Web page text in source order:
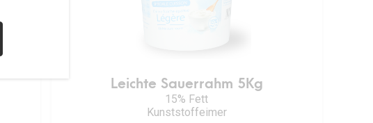
Leichte Sauerrahm 5Kg
15% Fett
Kunststoffeimer